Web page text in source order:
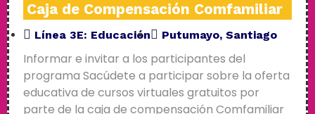
Caja de Compensación Comfamiliar
Línea 3E: Educación Putumayo, Santiago
Informar e invitar a los participantes del
programa Sacúdete a participar sobre la oferta
educativa de cursos virtuales gratuitos por
parte de la caja de compensación Comfamiliar